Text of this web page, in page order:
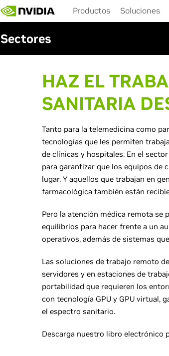
Productos Soluciones
Sectores
HAZ EL
SANITARIA
Tanto para la telemedicina como
tecnologías que les permiten
de clínicas y hospitales. En el
para garantizar que los equipos de
lugar. Y aquellos que trabajan en
farmacológica también están
Pero la atención médica remota se
equilibrios para hacer frente a un
operativos, además de sistemas
Las soluciones de trabajo remoto
servidores y en estaciones de
portabilidad que requieren los
con tecnología GPU y GPU virtual,
el espectro sanitario.
Descarga nuestro libro electrónico